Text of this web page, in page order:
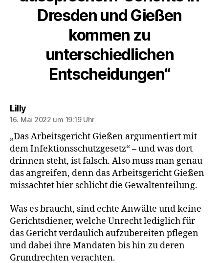
Dresden und Gießen
kommen zu
unterschiedlichen
Entscheidungen“
Lillysagt:
16. Mai 2022 um 19:19 Uhr
„Das Arbeitsgericht Gießen argumentiert mit
dem Infektionsschutzgesetz“ – und was dort
drinnen steht, ist falsch. Also muss man genau
das angreifen, denn das Arbeitsgericht Gießen
missachtet hier schlicht die Gewaltenteilung.
Was es braucht, sind echte Anwälte und keine
Gerichtsdiener, welche Unrecht lediglich für
das Gericht verdaulich aufzubereiten pflegen
und dabei ihre Mandaten bis hin zu deren
Grundrechten verachten.